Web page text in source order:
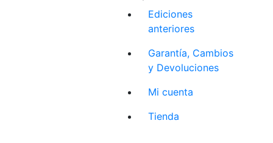
Ediciones
anteriores
Garantía, Cambios
y Devoluciones
Mi cuenta
Tienda